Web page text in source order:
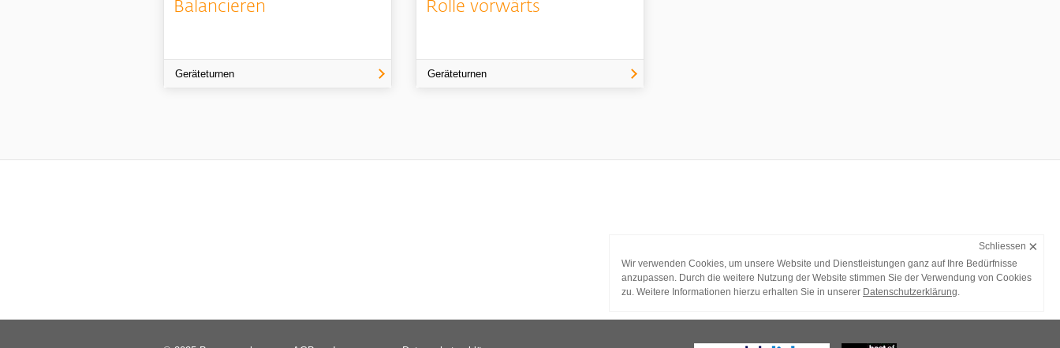
Balancieren
Geräteturnen
Rolle vorwärts
Geräteturnen
Schliessen ×
Wir verwenden Cookies, um unsere Website und Dienstleistungen ganz auf Ihre Bedürfnisse
anzupassen. Durch die weitere Nutzung der Website stimmen Sie der Verwendung von Cookies
zu. Weitere Informationen hierzu erhalten Sie in unserer Datenschutzerklärung.